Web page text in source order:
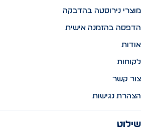
מוצרי נירוסטה בהדבקה
הדפסה בהזמנה אישית
אודות
לקוחות
צור קשר
הצהרת נגישות
שילוט